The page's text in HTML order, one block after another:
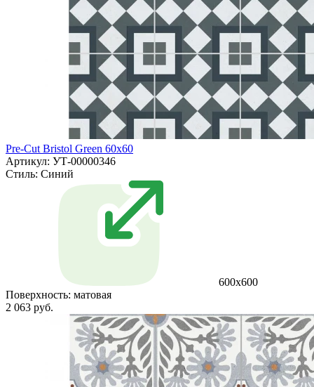
Pre-Cut Bristol Green 60x60
Артикул: УТ-00000346
Стиль: Синий
600x600
Поверхность: матовая
2 063 руб.